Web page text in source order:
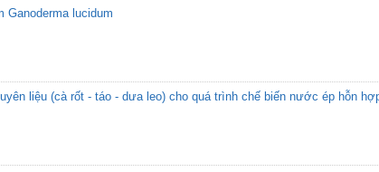
Ganoderma lucidum
liệu (cà rốt - táo - dưa leo) cho quá trình chế biến nước ép hỗn